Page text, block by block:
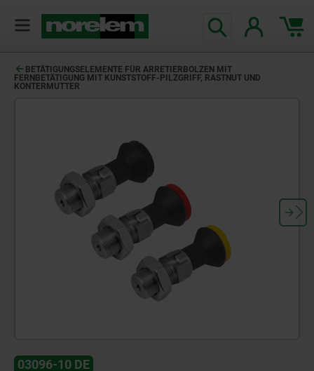
BETÄTIGUNGSELEMENTE FÜR ARRETIERBOLZEN MIT
FERNBETÄTIGUNG MIT KUNSTSTOFF-PILZGRIFF, RASTNUT UND
KONTERMUTTER
03096-10 DE